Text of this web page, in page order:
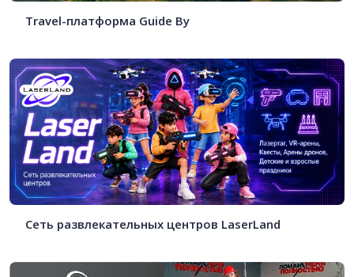
Travel-платформа Guide By
Cеть развлекательных центров LaserLand